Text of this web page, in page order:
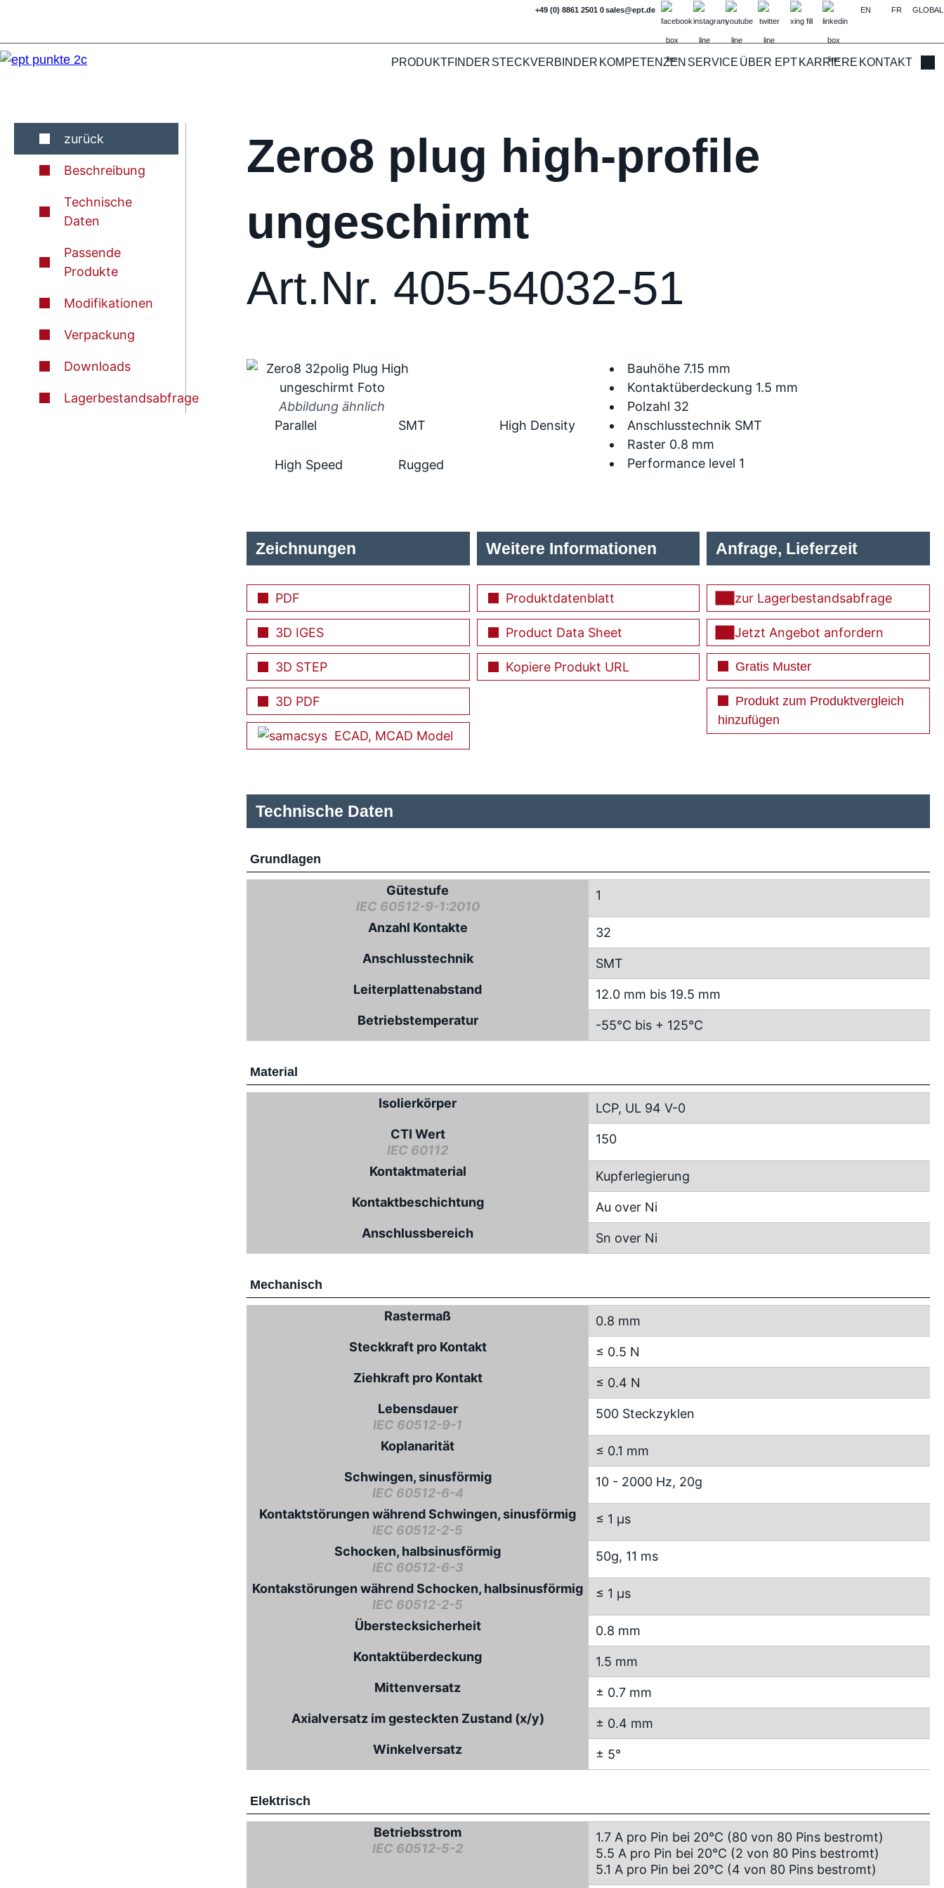
+49 (0) 8861 2501 0sales@ept.de EN FR GLOBAL
PRODUKTFINDER STECKVERBINDER KOMPETENZEN SERVICE ÜBER EPTKARRIERE KONTAKT
zurück
Beschreibung
Technische
Daten
Passende
Produkte
Modifikationen
Verpackung
Downloads
Lagerbestandsabfrage
Zero8 plug high-profile
ungeschirmt
Art.Nr. 405-54032-51
Abbildung ähnlich
Bauhöhe 7.15 mm
Kontaktüberdeckung 1.5 mm
Polzahl 32
Anschlusstechnik SMT
Raster 0.8 mm
Performance level 1
Parallel SMT High Density
High Speed Rugged
Zeichnungen
PDF
3D IGES
3D STEP
3D PDF
ECAD, MCAD Model
Weitere Informationen
Produktdatenblatt
Product Data Sheet
Kopiere Produkt URL
Anfrage, Lieferzeit
zur Lagerbestandsabfrage
Jetzt Angebot anfordern
Gratis Muster
Produkt zum Produktvergleich
hinzufügen
Technische Daten
Grundlagen
Gütestufe
IEC 60512-9-1:2010
1
Anzahl Kontakte
32
Anschlusstechnik
SMT
Leiterplattenabstand
12.0 mm bis 19.5 mm
Betriebstemperatur
-55°C bis + 125°C
Material
Isolierkörper
LCP, UL 94 V-0
CTI Wert
IEC 60112
150
Kontaktmaterial
Kupferlegierung
Kontaktbeschichtung
Au over Ni
Anschlussbereich
Sn over Ni
Mechanisch
Rastermaß
0.8 mm
Steckkraft pro Kontakt
≤ 0.5 N
Ziehkraft pro Kontakt
≤ 0.4 N
Lebensdauer
IEC 60512-9-1
500 Steckzyklen
Koplanarität
≤ 0.1 mm
Schwingen, sinusförmig
IEC 60512-6-4
10 - 2000 Hz, 20g
Kontaktstörungen während Schwingen, sinusförmig
IEC 60512-2-5
≤ 1 µs
Schocken, halbsinusförmig
IEC 60512-6-3
50g, 11 ms
Kontakstörungen während Schocken, halbsinusförmig
IEC 60512-2-5
≤ 1 µs
Überstecksicherheit
0.8 mm
Kontaktüberdeckung
1.5 mm
Mittenversatz
± 0.7 mm
Axialversatz im gesteckten Zustand (x/y)
± 0.4 mm
Winkelversatz
± 5°
Elektrisch
Betriebsstrom
IEC 60512-5-2
1.7 A pro Pin bei 20°C (80 von 80 Pins bestromt)
5.5 A pro Pin bei 20°C (2 von 80 Pins bestromt)
5.1 A pro Pin bei 20°C (4 von 80 Pins bestromt)